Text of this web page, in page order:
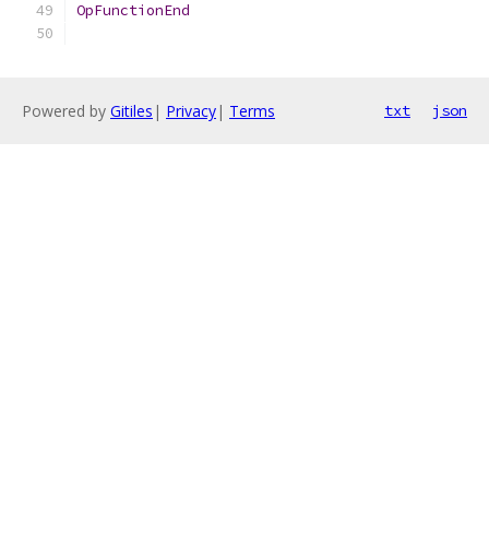
OpFunctionEnd
Powered by Gitiles | Privacy| Terms txt json